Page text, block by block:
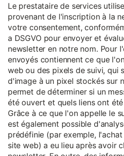
Le prestataire de services
provenant de l'inscription à la
votre consentement,
a DSGVO pour envoyer et
newsletter en notre nom. Pour
envoyés contiennent ce que
web ou des pixels de suivi, qui
d'image à un pixel stockés sur
permet de déterminer si un
été ouvert et quels liens ont
Grâce à ce que l'on appelle le
est également possible
prédéfinie (par exemple,
site web) a eu lieu après avoir